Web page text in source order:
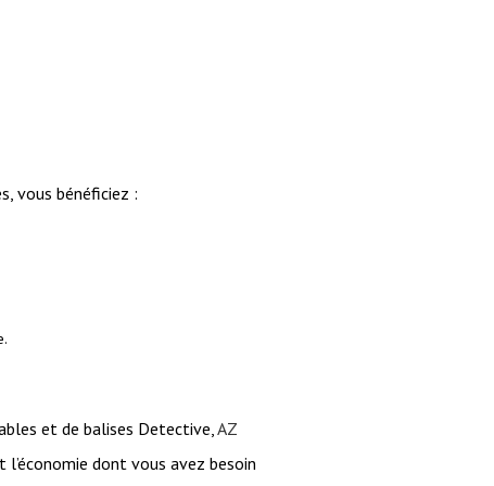
vous bénéficiez :
et de balises Detective,AZ
dont vous avez besoin